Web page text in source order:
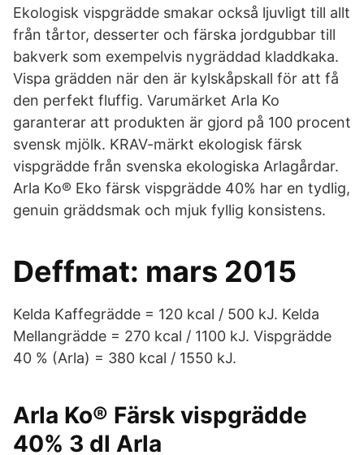
Ekologisk vispgrädde smakar också ljuvligt till allt
från tårtor, desserter och färska jordgubbar till
bakverk som exempelvis nygräddad kladdkaka.
Vispa grädden när den är kylskåpskall för att få
den perfekt fluffig. Varumärket Arla Ko
garanterar att produkten är gjord på 100 procent
svensk mjölk. KRAV-märkt ekologisk färsk
vispgrädde från svenska ekologiska Arlagårdar.
Arla Ko® Eko färsk vispgrädde 40% har en tydlig,
genuin gräddsmak och mjuk fyllig konsistens.
Deffmat: mars 2015
Kelda Kaffegrädde = 120 kcal / 500 kJ. Kelda
Mellangrädde = 270 kcal / 1100 kJ. Vispgrädde
40 % (Arla) = 380 kcal / 1550 kJ.
Arla Ko® Färsk vispgrädde
40% 3 dl Arla